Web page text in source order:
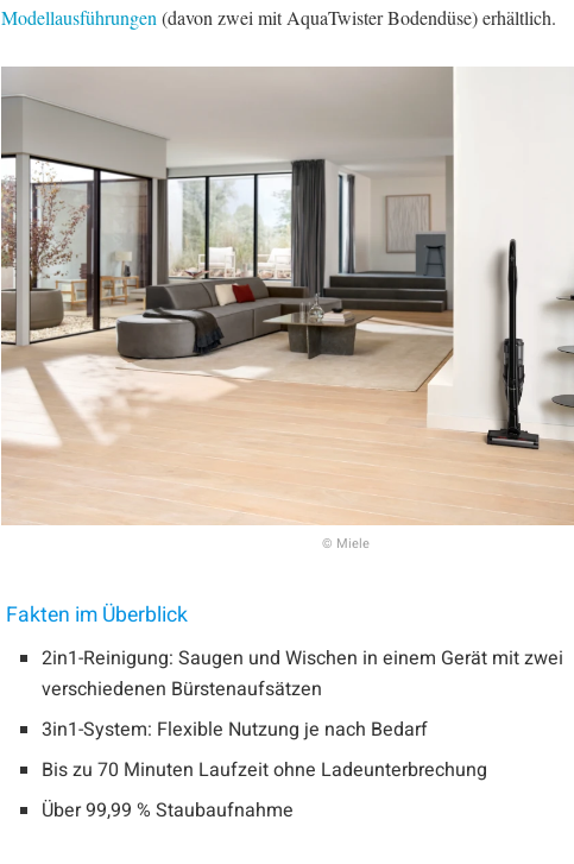
Modellausführungen (davon zwei mit AquaTwister Bodendüse) erhältlich.
© Miele
Fakten im Überblick
2in1-Reinigung: Saugen und Wischen in einem Gerät mit zwei
verschiedenen Bürstenaufsätzen
3in1-System: Flexible Nutzung je nach Bedarf
Bis zu 70 Minuten Laufzeit ohne Ladeunterbrechung
Über 99,99 % Staubaufnahme